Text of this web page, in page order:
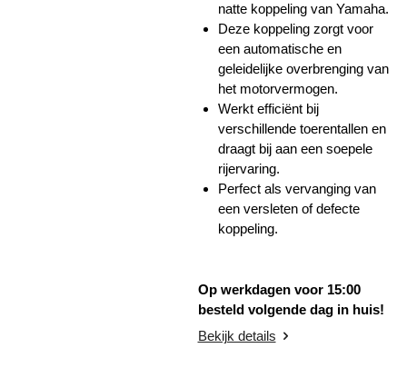
natte koppeling van Yamaha.
Deze koppeling zorgt voor
een automatische en
geleidelijke overbrenging van
het motorvermogen.
Werkt efficiënt bij
verschillende toerentallen en
draagt bij aan een soepele
rijervaring.
Perfect als vervanging van
een versleten of defecte
koppeling.
Op werkdagen voor 15:00
besteld volgende dag in huis!
Bekijk details